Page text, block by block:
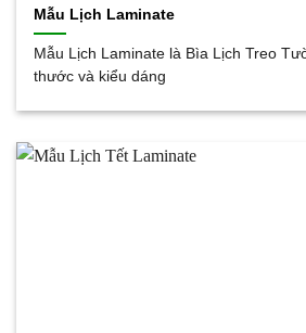
Mẫu Lịch Laminate
Mẫu Lịch Laminate là Bìa Lịch Treo
thước và kiểu dáng